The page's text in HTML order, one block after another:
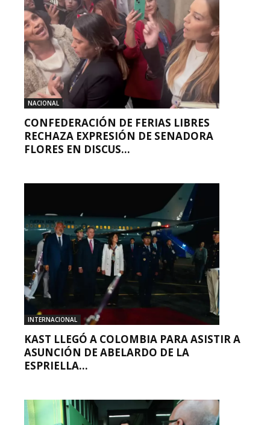
NACIONAL
CONFEDERACIÓN DE FERIAS LIBRES
RECHAZA EXPRESIÓN DE SENADORA
FLORES EN DISCUS...
INTERNACIONAL
KAST LLEGÓ A COLOMBIA PARA ASISTIR A
ASUNCIÓN DE ABELARDO DE LA
ESPRIELLA...